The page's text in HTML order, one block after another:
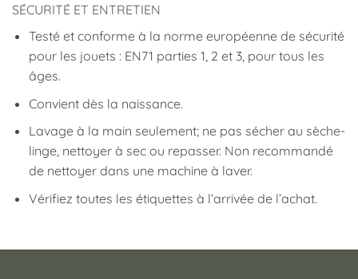
SÉCURITÉ ET ENTRETIEN
Testé et conforme à la norme européenne de sécurité
pour les jouets : EN71 parties 1, 2 et 3, pour tous les
âges.
Convient dès la naissance.
Lavage à la main seulement; ne pas sécher au sèche-
linge, nettoyer à sec ou repasser. Non recommandé
de nettoyer dans une machine à laver.
Vérifiez toutes les étiquettes à l’arrivée de l’achat.